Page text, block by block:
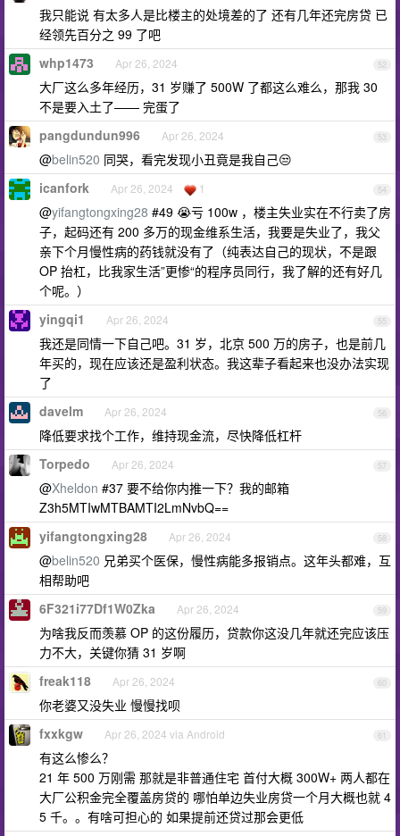
我只能说 有太多人是比楼主的处境差的了 还有几年还完房贷 已
经领先百分之 99 了吧
52
whp1473 Apr 26, 2024
大厂这么多年经历，31 岁赚了 500W 了都这么难么，那我 30
不是要入土了—— 完蛋了
53
pangdundun996 Apr 26, 2024
@belin520 同哭，看完发现小丑竟是我自己😒
54
icanfork Apr 26, 2024 1
@yifangtongxing28 #49 😭亏 100w ，楼主失业实在不行卖了房
子，起码还有 200 多万的现金维系生活，我要是失业了，我父
亲下个月慢性病的药钱就没有了（纯表达自己的现状，不是跟
OP 抬杠，比我家生活”更惨“的程序员同行，我了解的还有好几
个呢。）
55
yingqi1 Apr 26, 2024
我还是同情一下自己吧。31 岁，北京 500 万的房子，也是前几
年买的，现在应该还是盈利状态。我这辈子看起来也没办法实现
了
56
davelm Apr 26, 2024
降低要求找个工作，维持现金流，尽快降低杠杆
57
Torpedo Apr 26, 2024
@Xheldon #37 要不给你内推一下？我的邮箱
Z3h5MTIwMTBAMTI2LmNvbQ==
58
yifangtongxing28 Apr 26, 2024
@belin520 兄弟买个医保，慢性病能多报销点。这年头都难，互
相帮助吧
59
6F321i77Df1W0Zka Apr 26, 2024
为啥我反而羡慕 OP 的这份履历，贷款你这没几年就还完应该压
力不大，关键你猜 31 岁啊
60
freak118 Apr 26, 2024
你老婆又没失业 慢慢找呗
61
fxxkgw Apr 26, 2024 via Android
有这么惨么？
21 年 500 万刚需 那就是非普通住宅 首付大概 300W+ 两人都在
大厂公积金完全覆盖房贷的 哪怕单边失业房贷一个月大概也就 4
5 千。。有啥可担心的 如果提前还贷过那会更低